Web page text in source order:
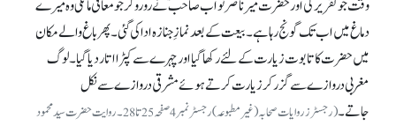
وقت جو تقریر کی اور حضرت میر ناصر نواب صاحبؓ نے رو رو کر جو معافی مانگی وہ میرے
دماغ میں اب تک گونج رہا ہے۔ بیعت کے بعدنمازِ جنازہ ادا کی گئی۔ پھر باغ والے مکان
میں حضرت کا تابوت زیارت کے لئے رکھا گیا اور چہرے سے کپڑا اتار دیا گیا۔ لوگ
مغربی دروازے سے گزر کر زیارت کرتے ہوئے مشرقی دروازے سے نکل
جاتے۔
(رجسٹرز روایات صحابہ (غیرمطبوعہ) رجسٹر نمبر 4صفحہ 25تا 28۔ روایت حضرت سید محمود